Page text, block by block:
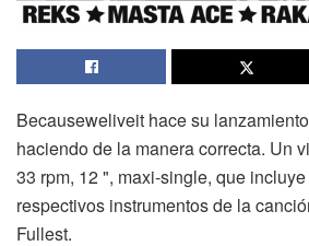
Becauseweliveit hace su
haciendo de la manera correcta. Un
33 rpm, 12 ", maxi-single, que
respectivos instrumentos de la
Fullest.